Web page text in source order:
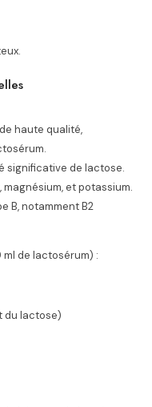
haute qualité,
significative de lactose.
magnésium, et potassium.
B, notamment B2
ml de lactosérum) :
du lactose)